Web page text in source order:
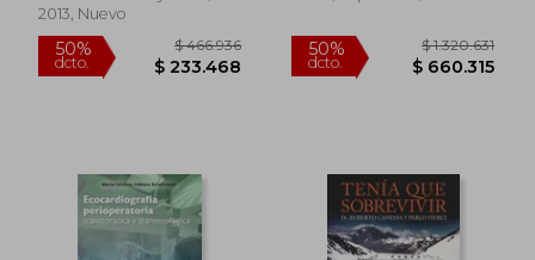
2013, Nuevo